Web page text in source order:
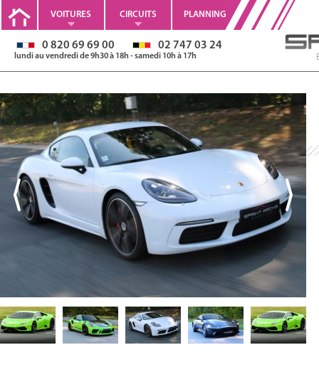
VOITURES CIRCUITS PLANNING
0 820 69 69 00 02 747 03 24
lundi au vendredi de 9h30 à 18h - samedi 10h à 17h